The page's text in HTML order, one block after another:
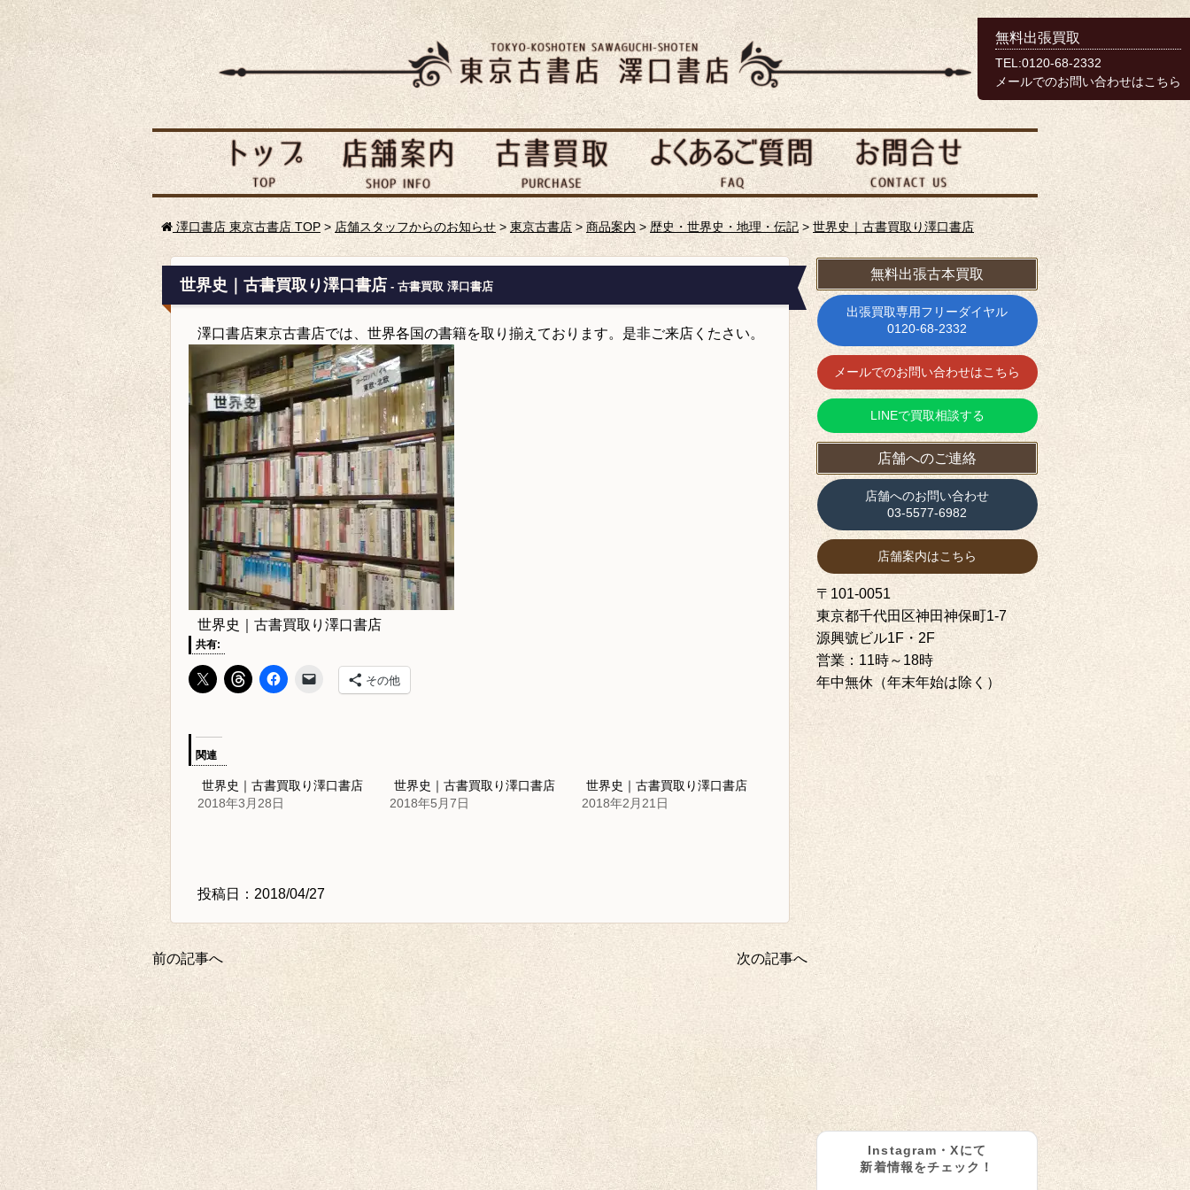
澤口書店 東京古書店 TOP > 店舗スタッフからのお知らせ >東京古書店> 商品案内>歴史・世界史・地理・伝記 > 世界史｜古書買取り澤口書店
世界史｜古書買取り澤口書店 - 古書買取 澤口書店
澤口書店東京古書店では、世界各国の書籍を取り揃えております。是非ご来店くたさい。
世界史｜古書買取り澤口書店
共有:
その他
関連
世界史｜古書買取り澤口書店
2018年3月28日
世界史｜古書買取り澤口書店
2018年5月7日
世界史｜古書買取り澤口書店
2018年2月21日
投稿日：2018/04/27
次の記事へ
前の記事へ
無料出張古本買取
出張買取専用フリーダイヤル
0120-68-2332
メールでのお問い合わせはこちら
LINEで買取相談する
店舗へのご連絡
店舗へのお問い合わせ
03-5577-6982
店舗案内はこちら
〒101-0051
東京都千代田区神田神保町1‐7
源興號ビル1F・2F
営業：11時～18時
年中無休（年末年始は除く）
Instagram・Xにて
新着情報をチェック！
無料出張買取
TEL:0120-68-2332
メールでのお問い合わせはこちら